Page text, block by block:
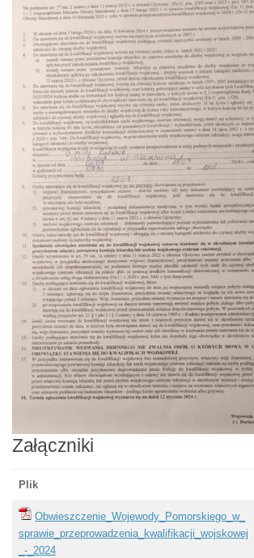
Załączniki
Plik
Obwieszczenie_Wojewody_Pomorskiego_w_
sprawie_przeprowadzenia_kwalifikacji_wojskowej
_-_2024